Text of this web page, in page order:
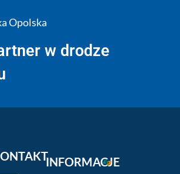
Opolska
w drodze
INFORMACJE